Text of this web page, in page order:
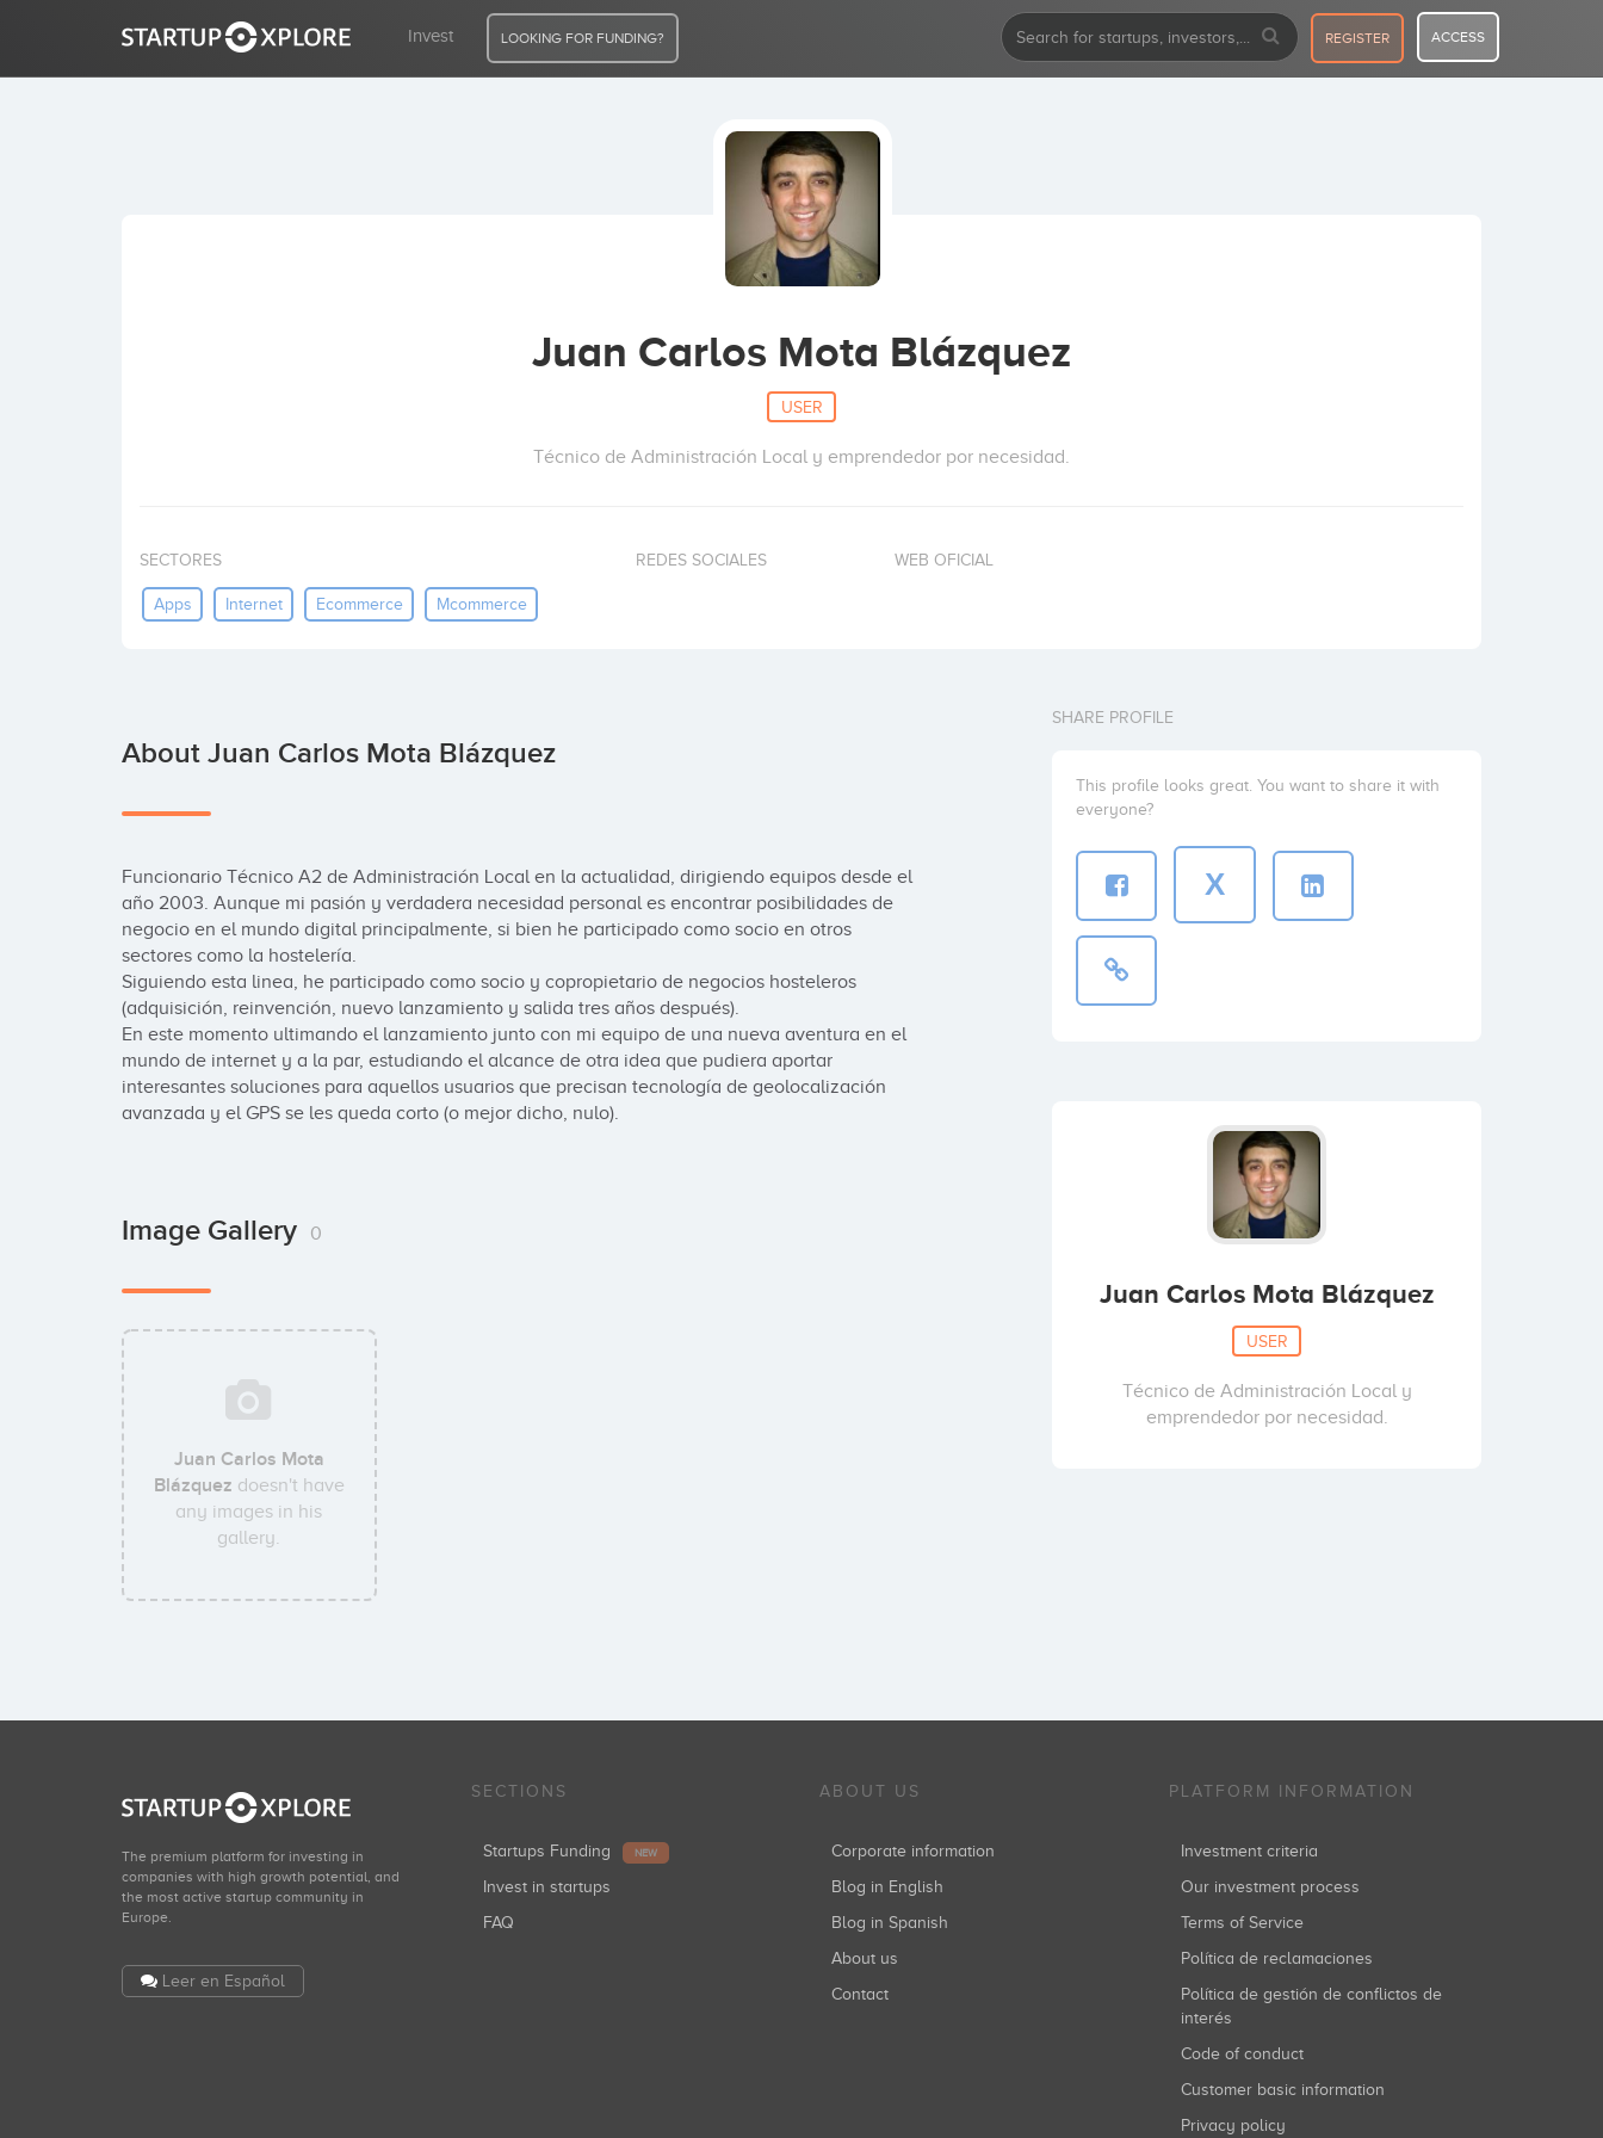
Invest LOOKING FOR FUNDING? REGISTER ACCESS
Juan Carlos Mota Blázquez
USER
Técnico de Administración Local y emprendedor por necesidad.
SECTORES
Apps Internet Ecommerce Mcommerce
REDES SOCIALES WEB OFICIAL
About Juan Carlos Mota Blázquez
Funcionario Técnico A2 de Administración Local en la actualidad, dirigiendo equipos desde el
año 2003. Aunque mi pasión y verdadera necesidad personal es encontrar posibilidades de
negocio en el mundo digital principalmente, si bien he participado como socio en otros
sectores como la hostelería.
Siguiendo esta linea, he participado como socio y copropietario de negocios hosteleros
(adquisición, reinvención, nuevo lanzamiento y salida tres años después).
En este momento ultimando el lanzamiento junto con mi equipo de una nueva aventura en el
mundo de internet y a la par, estudiando el alcance de otra idea que pudiera aportar
interesantes soluciones para aquellos usuarios que precisan tecnología de geolocalización
avanzada y el GPS se les queda corto (o mejor dicho, nulo).
Image Gallery 0
Juan Carlos Mota
Blázquez doesn't have
any images in his
gallery.
SHARE PROFILE
This profile looks great. You want to share it with
everyone?
X
Juan Carlos Mota Blázquez
USER
Técnico de Administración Local y
emprendedor por necesidad.
The premium platform for investing in
companies with high growth potential, and
the most active startup community in
Europe.
Leer en Español
SECTIONS
Startups Funding NEW
Invest in startups
FAQ
ABOUT US
Corporate information
Blog in English
Blog in Spanish
About us
Contact
PLATFORM INFORMATION
Investment criteria
Our investment process
Terms of Service
Política de reclamaciones
Política de gestión de conflictos de
interés
Code of conduct
Customer basic information
Privacy policy